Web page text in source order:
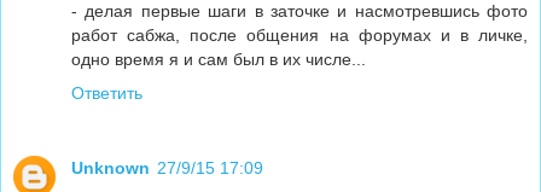
- делая первые шаги в заточке и насмотревшись фото
работ сабжа, после общения на форумах и в личке,
одно время я и сам был в их числе...
Ответить
Unknown 27/9/15 17:09